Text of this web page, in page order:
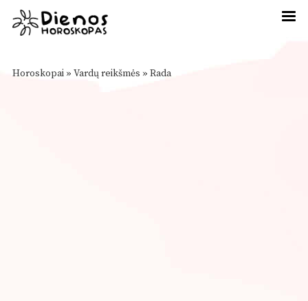
Horoskopai » Vardų reikšmės » Rada